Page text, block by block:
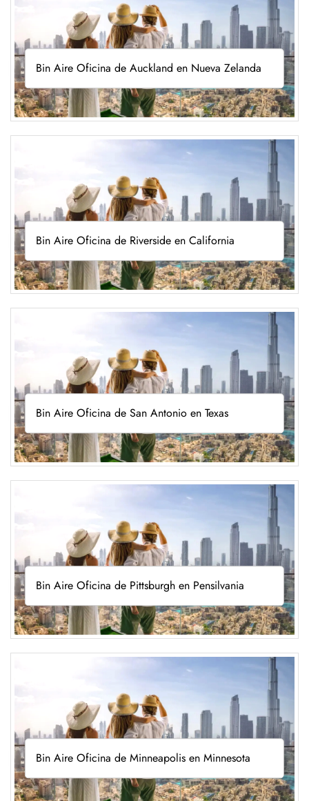
Bin Aire Oficina de Auckland en Nueva Zelanda
Bin Aire Oficina de Riverside en California
Bin Aire Oficina de San Antonio en Texas
Bin Aire Oficina de Pittsburgh en Pensilvania
Bin Aire Oficina de Minneapolis en Minnesota